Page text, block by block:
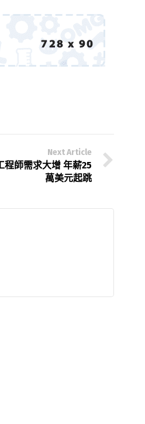
Next Article
程師需求大增 年薪25
萬美元起跳